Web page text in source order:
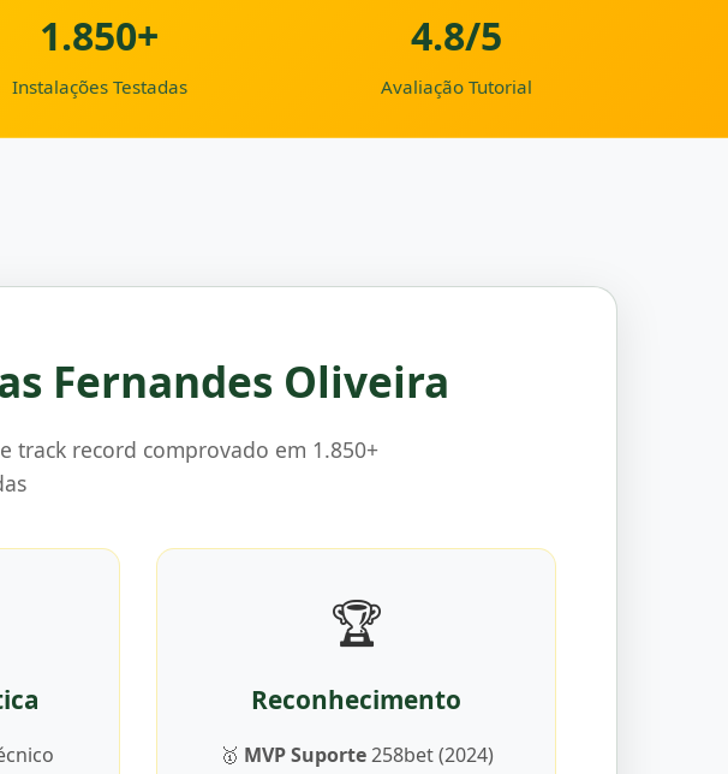
1.850+
Instalações Testadas
4.8/5
Avaliação Tutorial
Fernandes Oliveira
track record comprovado em 1.850+
🏆
Reconhecimento
🥇 MVP Suporte258bet (2024)